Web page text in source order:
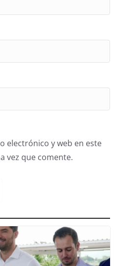
electrónico y web en este
vez que comente.